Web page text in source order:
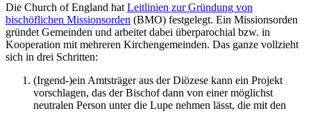
Die Church of England hat Leitlinien zur Gründung von
bischöflichen Missionsorden (BMO) festgelegt. Ein Missionsorden
gründet Gemeinden und arbeitet dabei überparochial bzw. in
Kooperation mit mehreren Kirchengemeinden. Das ganze vollzieht
sich in drei Schritten:
(Irgend-)ein Amtsträger aus der Diözese kann ein Projekt
vorschlagen, das der Bischof dann von einer möglichst
neutralen Person unter die Lupe nehmen lässt, die mit den